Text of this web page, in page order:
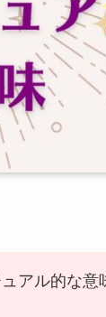
アル的な意